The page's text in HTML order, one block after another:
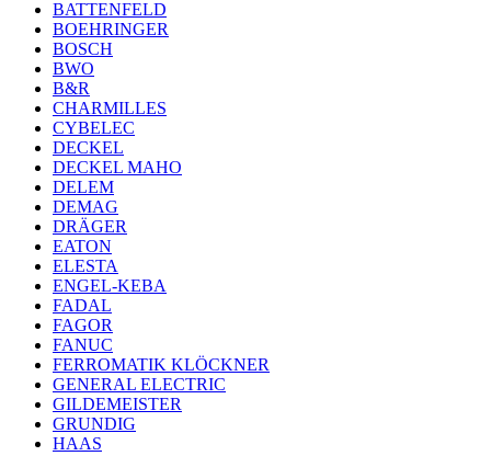
BATTENFELD
BOEHRINGER
BOSCH
BWO
B&R
CHARMILLES
CYBELEC
DECKEL
DECKEL MAHO
DELEM
DEMAG
DRÄGER
EATON
ELESTA
ENGEL-KEBA
FADAL
FAGOR
FANUC
FERROMATIK KLÖCKNER
GENERAL ELECTRIC
GILDEMEISTER
GRUNDIG
HAAS